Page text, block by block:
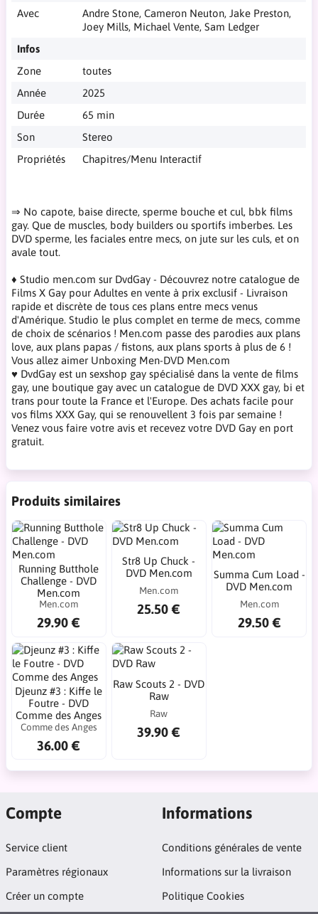
Avec
Andre Stone, Cameron Neuton, Jake Preston,
Joey Mills, Michael Vente, Sam Ledger
Infos
Zone
toutes
Année
2025
Durée
65 min
Son
Stereo
Propriétés
Chapitres/Menu Interactif
⇒ No capote, baise directe, sperme bouche et cul, bbk films
gay. Que de muscles, body builders ou sportifs imberbes. Les
DVD sperme, les faciales entre mecs, on jute sur les culs, et on
avale tout.
♦ Studio men.com sur DvdGay - Découvrez notre catalogue de
Films X Gay pour Adultes en vente à prix exclusif - Livraison
rapide et discrète de tous ces plans entre mecs venus
d'Amérique. Studio le plus complet en terme de mecs, comme
de choix de scénarios ! Men.com passe des parodies aux plans
love, aux plans papas / fistons, aux plans sports à plus de 6 !
Vous allez aimer Unboxing Men-DVD Men.com
♥ DvdGay est un sexshop gay spécialisé dans la vente de films
gay, une boutique gay avec un catalogue de DVD XXX gay, bi et
trans pour toute la France et l'Europe. Des achats facile pour
vos films XXX Gay, qui se renouvellent 3 fois par semaine !
Venez vous faire votre avis et recevez votre DVD Gay en port
gratuit.
Produits similaires
Running Butthole
Challenge - DVD
Men.com
Men.com
29.90 €
Str8 Up Chuck -
DVD Men.com
Men.com
25.50 €
Summa Cum Load -
DVD Men.com
Men.com
29.50 €
Djeunz #3 : Kiffe le
Foutre - DVD
Comme des Anges
Comme des Anges
36.00 €
Raw Scouts 2 - DVD
Raw
Raw
39.90 €
Compte
Service client
Paramètres régionaux
Créer un compte
Informations
Conditions générales de vente
Informations sur la livraison
Politique Cookies